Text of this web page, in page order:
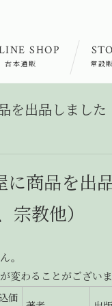
SHOP
古本通販 常設
を出品しました
商品を出
宗教他）
。
変わることがござい
価